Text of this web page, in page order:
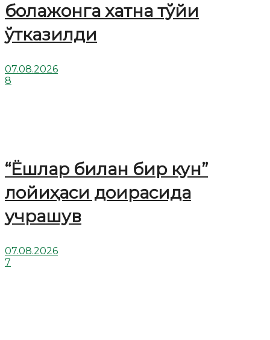
болажонга хатна тўйи
ўтказилди
07.08.2026
8
“Ёшлар билан бир кун”
лойиҳаси доирасида
учрашув
07.08.2026
7